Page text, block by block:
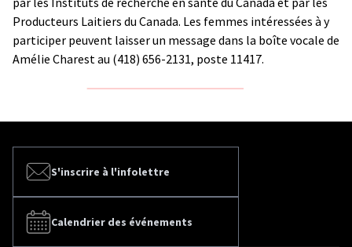
Producteurs Laitiers du Canada. Les femmes intéressées à y
participer peuvent laisser un message dans la boîte vocale de
Amélie Charest au (418) 656-2131, poste 11417.
S'inscrire à l'infolettre
Calendrier des événements